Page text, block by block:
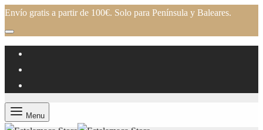
Envío gratis a partir de 100€. Solo para Península y Baleares.
Menu